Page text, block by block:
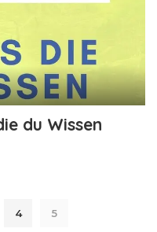
du Wissen
4 5